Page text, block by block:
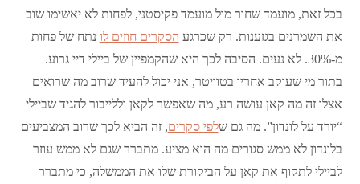
בכל זאת, מועמד שחור מול מועמד פקיסטני, לפחות לא יאשימו שוב
את השמרנים בגזענות. רק שכרגע הסקרים חוזים לו נתח של פחות
מ-30%. לא נעים. הסיבה לכך היא שהקמפיין של ביילי דיי גרוע.
בתור מי שעוקב אחריו בטוויטר, אני יכול להעיד שרוב מה שרואים
אצלו זה מה קאן עושה רע, מה שאפשר לקאן וללייבור להגיד שביילי
“יורד על לונדון”. מה גם שלפי סקרים, זה הביא לכך שרוב המצביעים
בלונדון לא ממש סגורים מה הוא מציע. מתברר שגם לא ממש עוזר
לביילי לתקוף את קאן על הביקורת שלו את הממשלה, כי מתברר